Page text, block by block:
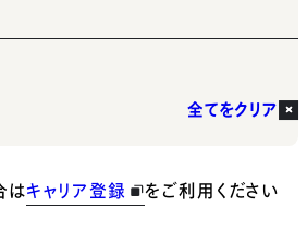
全てをクリア
はキャリア登録 をご利用ください